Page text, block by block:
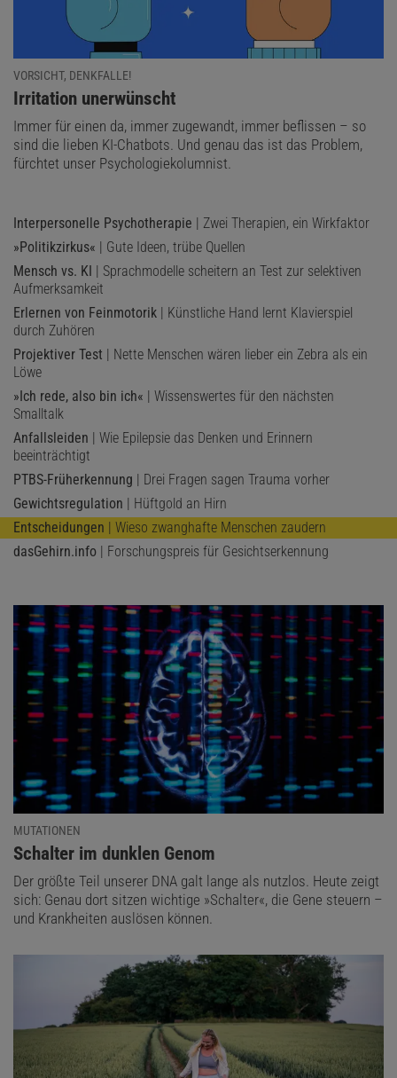
VORSICHT, DENKFALLE!
:Irritation unerwünscht
Immer für einen da, immer zugewandt, immer beflissen – so
sind die lieben KI-Chatbots. Und genau das ist das Problem,
fürchtet unser Psychologiekolumnist.
Interpersonelle Psychotherapie | Zwei Therapien, ein Wirkfaktor
»Politikzirkus« | Gute Ideen, trübe Quellen
Mensch vs. KI | Sprachmodelle scheitern an Test zur selektiven
Aufmerksamkeit
Erlernen von Feinmotorik | Künstliche Hand lernt Klavierspiel
durch Zuhören
Projektiver Test | Nette Menschen wären lieber ein Zebra als ein
Löwe
»Ich rede, also bin ich« | Wissenswertes für den nächsten
Smalltalk
Anfallsleiden | Wie Epilepsie das Denken und Erinnern
beeinträchtigt
PTBS-Früherkennung | Drei Fragen sagen Trauma vorher
Gewichtsregulation | Hüftgold an Hirn
Entscheidungen | Wieso zwanghafte Menschen zaudern
dasGehirn.info | Forschungspreis für Gesichtserkennung
MUTATIONEN
:
Schalter im dunklen Genom
Der größte Teil unserer DNA galt lange als nutzlos. Heute zeigt
sich: Genau dort sitzen wichtige »Schalter«, die Gene steuern –
und Krankheiten auslösen können.